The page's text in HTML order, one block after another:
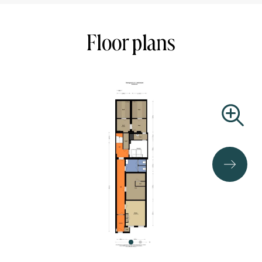
en ook boven de ramen op de eerste en tweede
verdieping zijn ornamenten aangebracht, in de vorm van
siervazen op de hoekpilasters en een rijke versiering
Naast het sierlijke en voorname van het pand bezit het
ook de klassieke kenmerken van die tijd: een smal,
drieraams breed pand met stoep, ramen die naar boven
toe steeds lager worden, 26 meter diep, voorhuis
achterhuis met tussenlid, een achterhuis met opkamer en
onderhuis. De ‘oude’ Amsterdamse indeling met pui,
voorhuis, hangkamer (opkamer in het voorhuis) en
onderhuis voldeed niet meer aan de behoefte van de
voorname en invloedrijke koopman, nu een man met
wereldrelaties en niet langer een eenvoudige
Floor plans